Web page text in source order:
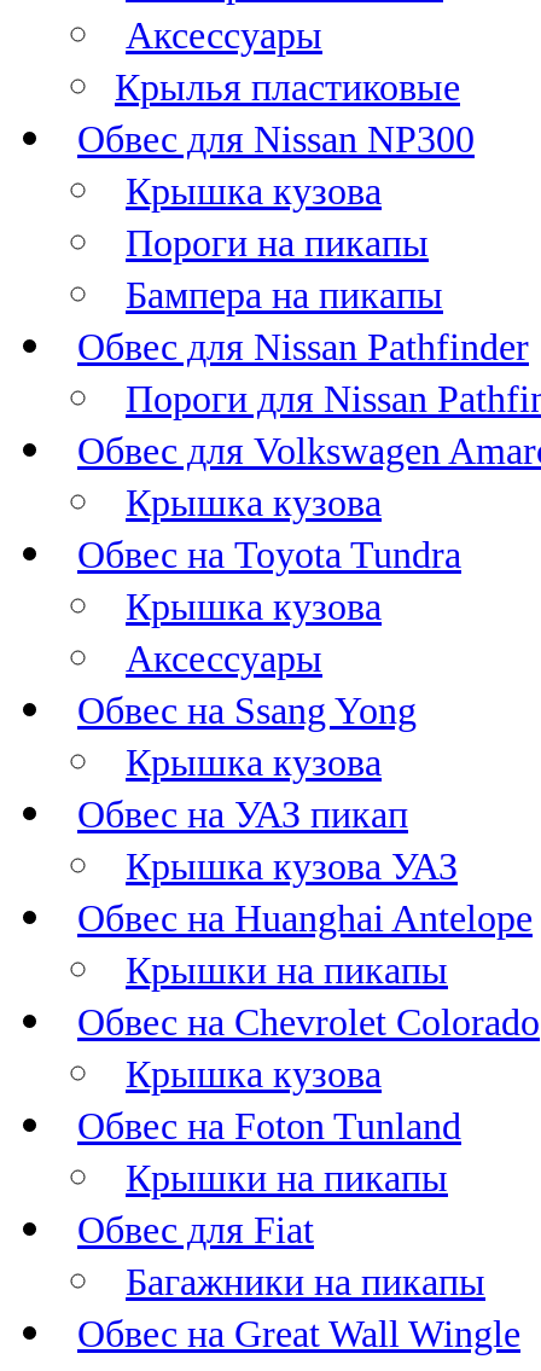
Аксессуары
Крылья пластиковые
Обвес для Nissan NP300
Крышка кузова
Пороги на пикапы
Бампера на пикапы
Обвес для Nissan Pathfinder
Пороги для Nissan
Обвес для Volkswagen
Крышка кузова
Обвес на Toyota Tundra
Крышка кузова
Аксессуары
Обвес на Ssang Yong
Крышка кузова
Обвес на УАЗ пикап
Крышка кузова УАЗ
Обвес на Huanghai Antelope
Крышки на пикапы
Обвес на Chevrolet Colorado
Крышка кузова
Обвес на Foton Tunland
Крышки на пикапы
Обвес для Fiat
Багажники на пикапы
Обвес на Great Wall Wingle